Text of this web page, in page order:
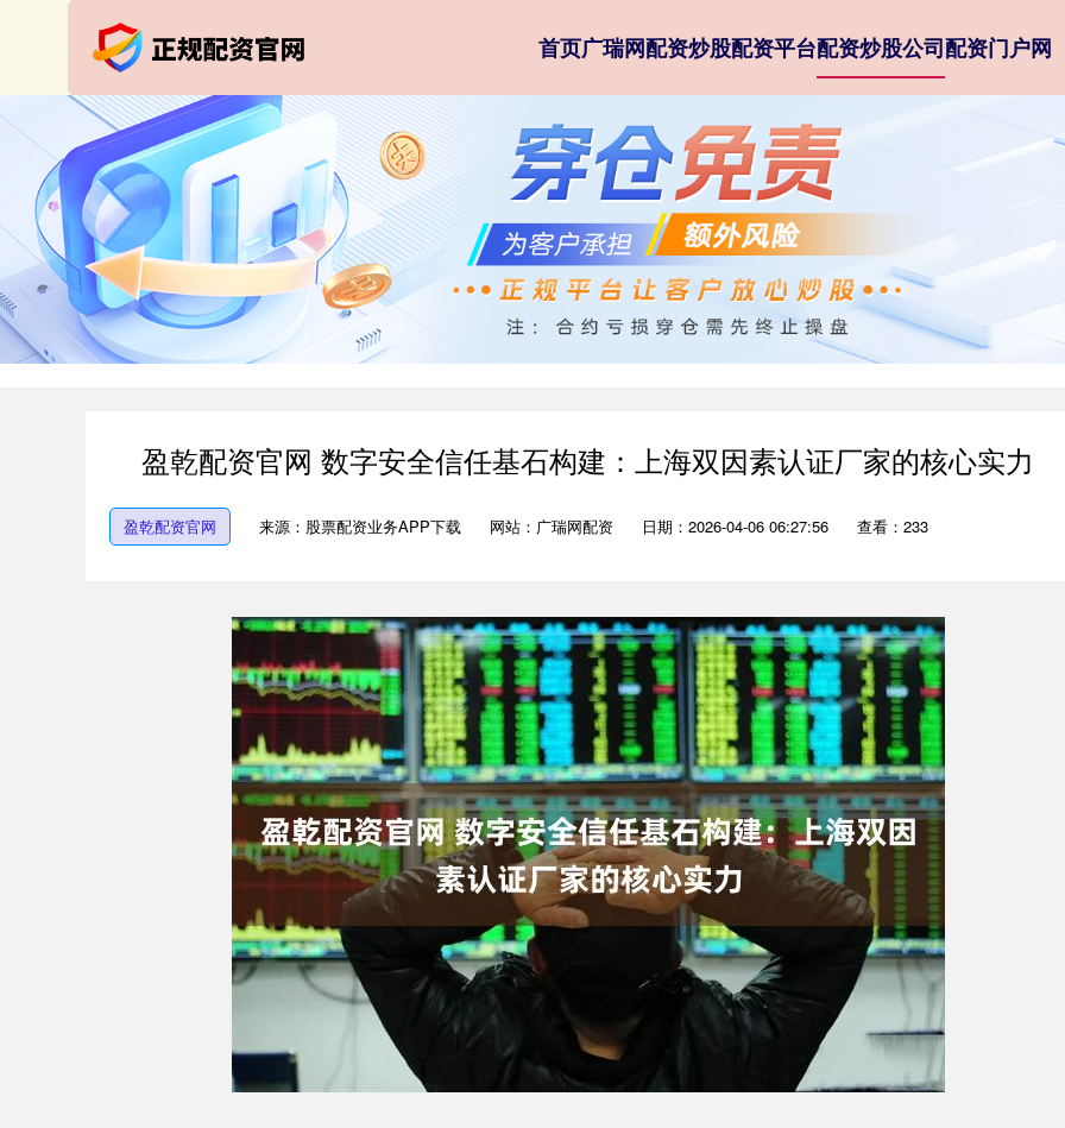
首页广瑞网配资炒股配资平台配资炒股公司配资门户网
盈乾配资官网 数字安全信任基石构建：上海双因素认证厂家的核心实力
盈乾配资官网 来源：股票配资业务APP下载 网站：广瑞网配资 日期：2026-04-06 06:27:56 查看：233